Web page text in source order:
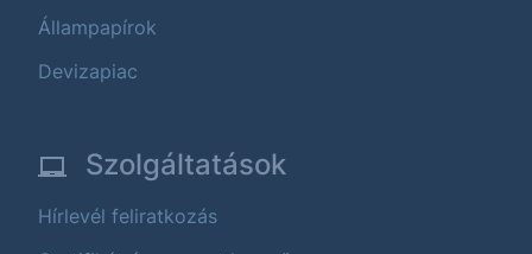
Állampapírok
Devizapiac
Szolgáltatások
Hírlevél feliratkozás